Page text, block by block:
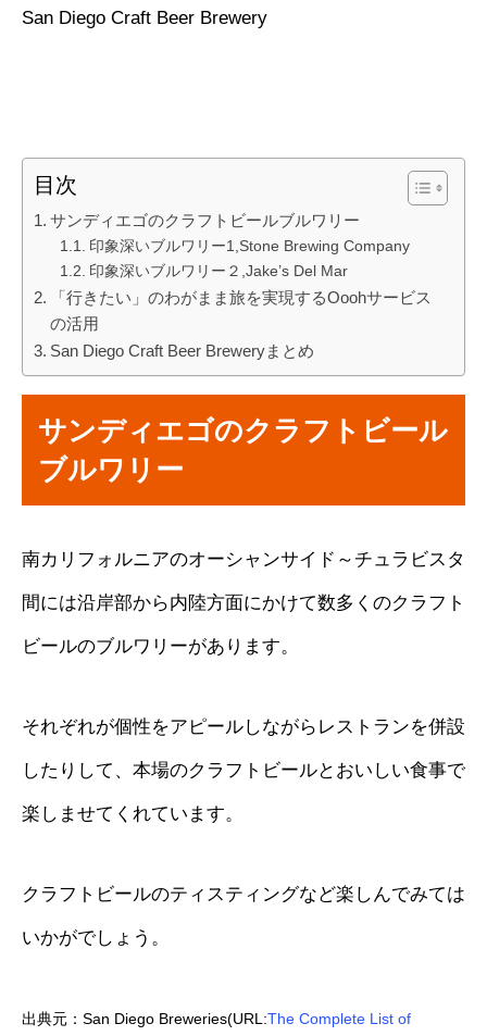
San Diego Craft Beer Brewery
目次
サンディエゴのクラフトビールブルワリー
印象深いブルワリー1,Stone Brewing Company
印象深いブルワリー２,Jake’s Del Mar
「行きたい」のわがまま旅を実現するOoohサービス
の活用
San Diego Craft Beer Breweryまとめ
サンディエゴのクラフトビール
ブルワリー
南カリフォルニアのオーシャンサイド～チュラビスタ
間には沿岸部から内陸方面にかけて数多くのクラフト
ビールのブルワリーがあります。
それぞれが個性をアピールしながらレストランを併設
したりして、本場のクラフトビールとおいしい食事で
楽しませてくれています。
クラフトビールのティスティングなど楽しんでみては
いかがでしょう。
出典元：San Diego Breweries(URL:The Complete List of